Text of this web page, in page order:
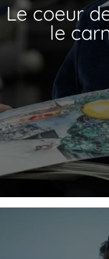
Le coeur
le